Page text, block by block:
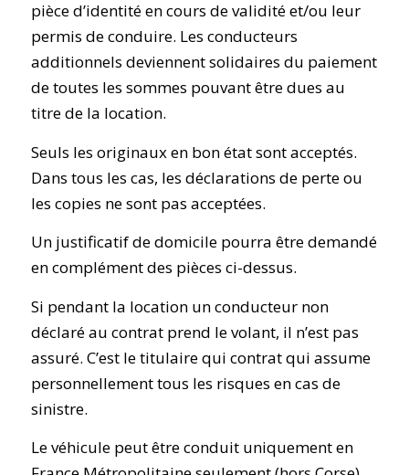
pièce d’identité en cours de validité et/ou leur
permis de conduire. Les conducteurs
additionnels deviennent solidaires du paiement
de toutes les sommes pouvant être dues au
titre de la location.
Seuls les originaux en bon état sont acceptés.
Dans tous les cas, les déclarations de perte ou
les copies ne sont pas acceptées.
Un justificatif de domicile pourra être demandé
en complément des pièces ci-dessus.
Si pendant la location un conducteur non
déclaré au contrat prend le volant, il n’est pas
assuré. C’est le titulaire qui contrat qui assume
personnellement tous les risques en cas de
sinistre.
Le véhicule peut être conduit uniquement en